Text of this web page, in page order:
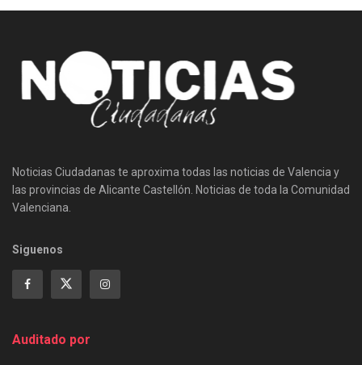
Noticias Ciudadanas te aproxima todas las noticias de Valencia y
las provincias de Alicante Castellón. Noticias de toda la Comunidad
Valenciana.
Siguenos
Auditado por